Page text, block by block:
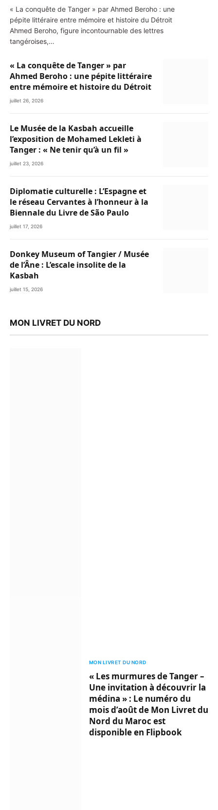
« La conquête de Tanger » par Ahmed Beroho : une
pépite littéraire entre mémoire et histoire du Détroit
Ahmed Beroho, figure incontournable des lettres
tangéroises,…
« La conquête de Tanger » par
Ahmed Beroho : une pépite littéraire
entre mémoire et histoire du Détroit
juillet 26, 2026
Le Musée de la Kasbah accueille
l’exposition de Mohamed Lekleti à
Tanger : « Ne tenir qu’à un fil »
juillet 23, 2026
Diplomatie culturelle : L’Espagne et
le réseau Cervantes à l’honneur à la
Biennale du Livre de São Paulo
juillet 17, 2026
Donkey Museum of Tangier / Musée
de l’Âne : L’escale insolite de la
Kasbah
juillet 15, 2026
MON LIVRET DU NORD
MON LIVRET DU NORD
« Les murmures de Tanger –
Une invitation à découvrir la
médina » : Le numéro du
mois d’août de Mon Livret du
Nord du Maroc est
disponible en Flipbook